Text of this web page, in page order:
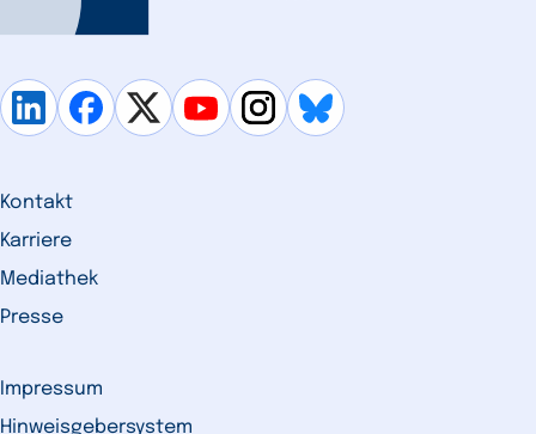
Kontakt
Karriere
Mediathek
Presse
Impressum
Hinweisgebersystem